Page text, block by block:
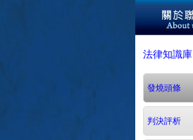
法律知識庫
發燒頭條
判決評析